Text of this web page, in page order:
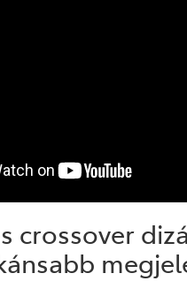
crossover